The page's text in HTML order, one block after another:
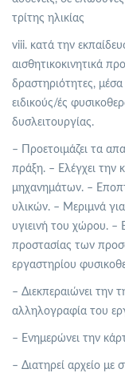
τρίτης ηλικίας
viii. κατά την
αισθητικοκινητικά
δραστηριότητες,
ειδικούς/ές
δυσλειτουργίας.
– Προετοιμάζει τα
πράξη. – Ελέγχει την
μηχανημάτων. –
υλικών. – Μεριμνά
υγιεινή του χώρου. –
προστασίας των
εργαστηρίου
– Διεκπεραιώνει την
αλληλογραφία του
– Ενημερώνει την
– Διατηρεί αρχείο με